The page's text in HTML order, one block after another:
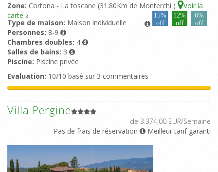
Zone: Cortona - La toscane (31.80Km de Monterchi )
Voir la
carte 3
15%
off
12%
off
6%
off
Type de maison: Maison individuelle
Personnes: 8-9
Chambres doubles: 4
Salles de bains: 3
Piscine: Piscine privée
Evaluation: 10/10 basé sur 3 commentaires
Villa Pergine
de 3.374,00 EUR/Semaine
Pas de frais de réservation
Meilleur tarif garanti